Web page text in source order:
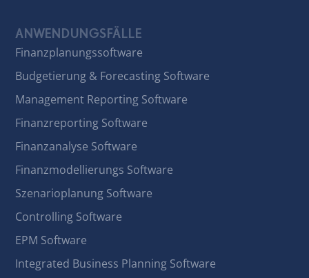
ANWENDUNGSFÄLLE
Finanzplanungssoftware
Budgetierung & Forecasting Software
Management Reporting Software
Finanzreporting Software
Finanzanalyse Software
Finanzmodellierungs Software
Szenarioplanung Software
Controlling Software
EPM Software
Integrated Business Planning Software